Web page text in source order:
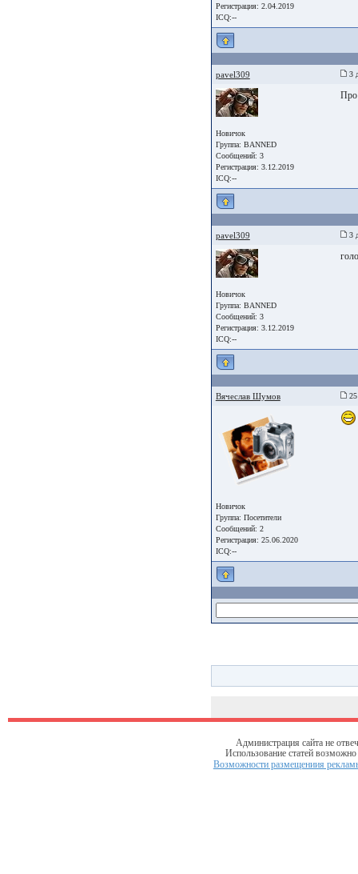
Регистрация: 2.04.2019
ICQ:--
pavel309 3
Новичок
Группа: BANNED
Сообщений: 3
Регистрация: 3.12.2019
ICQ:--
Про
pavel309 3
Новичок
Группа: BANNED
Сообщений: 3
Регистрация: 3.12.2019
ICQ:--
Вячеслав Шумов 25
Новичок
Группа: Посетители
Сообщений: 2
Регистрация: 25.06.2020
ICQ:--
Администрация сайта не
Использование статей
Возможности размещениия